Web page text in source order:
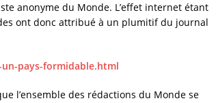
anonyme du Monde. L’effet internet étant
ont donc attribué à un plumitif du journal
pays-formidable.html
l’ensemble des rédactions du Monde se